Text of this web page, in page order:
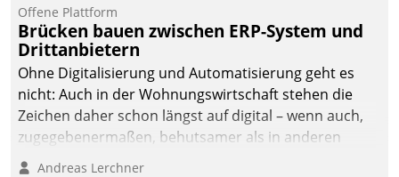
Offene Plattform
Brücken bauen zwischen ERP-System und
Drittanbietern
Ohne Digitalisierung und Automatisierung geht es
nicht: Auch in der Wohnungswirtschaft stehen die
Zeichen daher schon längst auf digital – wenn auch,
zugegebenermaßen, behutsamer als in anderen
Branchen.
Andreas Lerchner